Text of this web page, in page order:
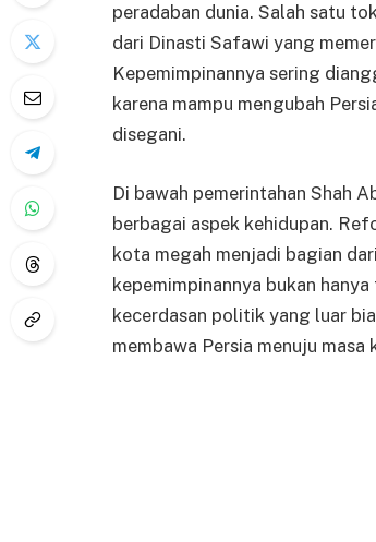
peradaban dunia. Salah satu
dari Dinasti Safawi yang
Kepemimpinannya sering
karena mampu mengubah
disegani.
Di bawah pemerintahan Shah
berbagai aspek kehidupan.
kota megah menjadi bagian
kepemimpinannya bukan
kecerdasan politik yang luar
membawa Persia menuju masa